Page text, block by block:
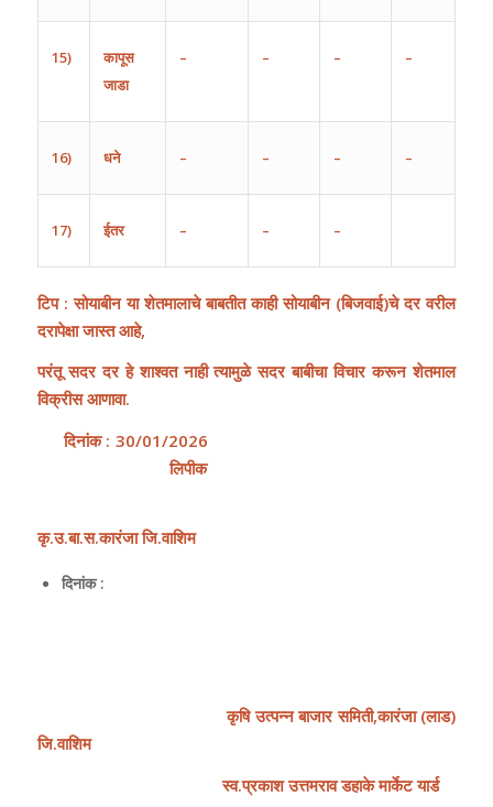
15)
कापूस
जाडा
– – – –
16) धने – – – –
17) ईतर – – –
टिप : सोयाबीन या शेतमालाचे बाबतीत काही सोयाबीन (बिजवाई)चे दर वरील
दरापेक्षा जास्त आहे,
परंतू सदर दर हे शाश्वत नाही त्यामुळे सदर बाबीचा विचार करून शेतमाल
विक्रीस आणावा.
दिनांक : 30/01/2026
लिपीक
कृ.उ.बा.स.कारंजा जि.वाशिम
दिनांक :
कृषि उत्पन्न बाजार समिती,कारंजा(लाड)
जि.वाशिम
स्व.प्रकाश उत्तमराव डहाके मार्केट यार्ड